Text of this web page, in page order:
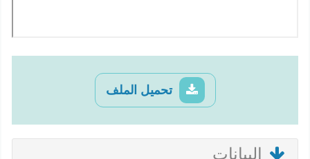
تحميل الملف
البيانات